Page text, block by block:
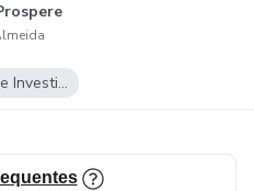
Finanças e Investimentos